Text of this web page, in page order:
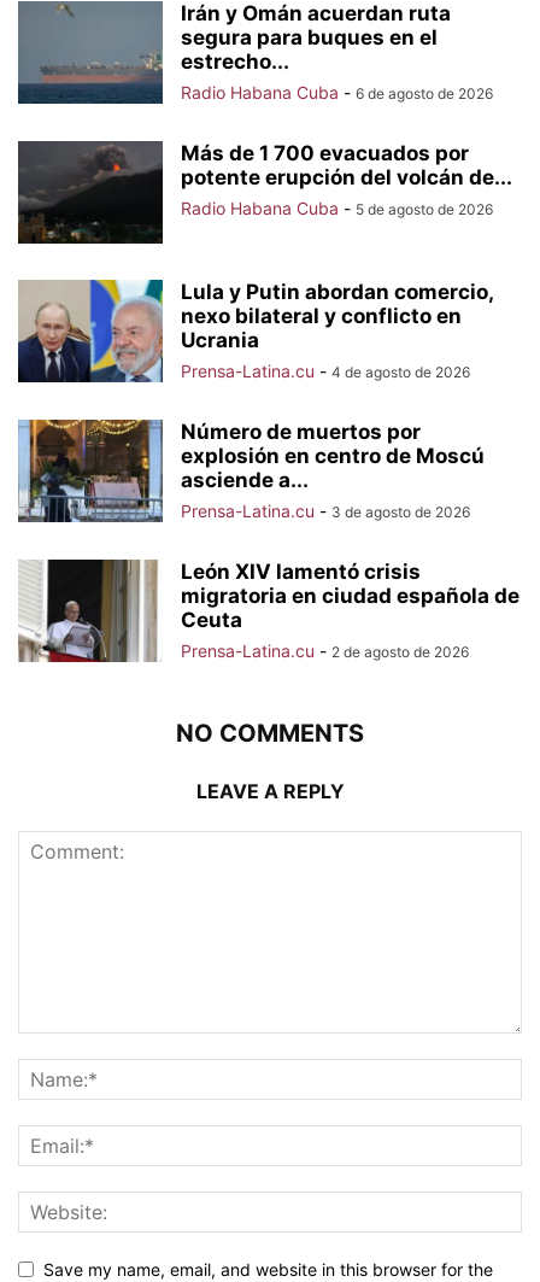
Irán y Omán acuerdan ruta
segura para buques en el
estrecho...
Radio Habana Cuba - 6 de agosto de 2026
Más de 1 700 evacuados por
potente erupción del volcán de...
Radio Habana Cuba - 5 de agosto de 2026
Lula y Putin abordan comercio,
nexo bilateral y conflicto en
Ucrania
Prensa-Latina.cu - 4 de agosto de 2026
Número de muertos por
explosión en centro de Moscú
asciende a...
Prensa-Latina.cu - 3 de agosto de 2026
León XIV lamentó crisis
migratoria en ciudad española de
Ceuta
Prensa-Latina.cu - 2 de agosto de 2026
NO COMMENTS
LEAVE A REPLY
Save my name, email, and website in this browser for the